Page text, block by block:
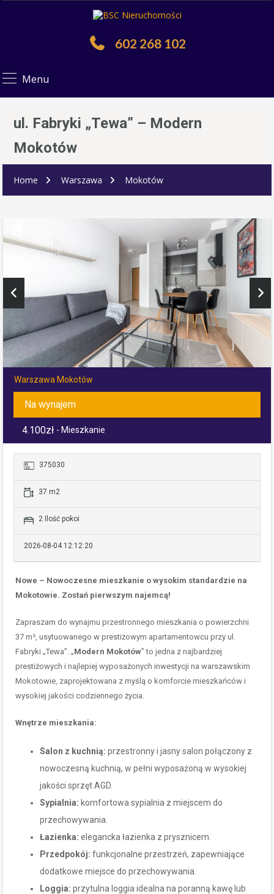
602 268 102
Menu
ul. Fabryki „Tewa” – Modern
Mokotów
Home Warszawa Mokotów
Warszawa Mokotów
Na wynajem
4.100zł - Mieszkanie
375030
37 m2
2 Ilość pokoi
2026-08-04 12:12:20
Nowe – Nowoczesne mieszkanie o wysokim standardzie na
Mokotowie. Zostań pierwszym najemcą!
Zapraszam do wynajmu przestronnego mieszkania o powierzchni
37 m², usytuowanego w prestiżowym apartamentowcu przy ul.
Fabryki „Tewa”. „Modern Mokotów” to jedna z najbardziej
prestiżowych i najlepiej wyposażonych inwestycji na warszawskim
Mokotowie, zaprojektowana z myślą o komforcie mieszkańców i
wysokiej jakości codziennego życia.
Wnętrze mieszkania:
Salon z kuchnią: przestronny i jasny salon połączony z
nowoczesną kuchnią, w pełni wyposażoną w wysokiej
jakości sprzęt AGD.
Sypialnia: komfortowa sypialnia z miejscem do
przechowywania.
Łazienka: elegancka łazienka z prysznicem.
Przedpokój: funkcjonalne przestrzeń, zapewniające
dodatkowe miejsce do przechowywania.
Loggia: przytulna loggia idealna na poranną kawę lub